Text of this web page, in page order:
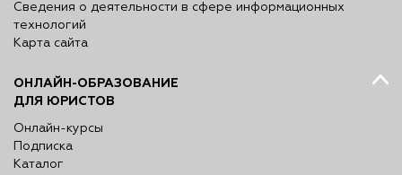
Сведения о деятельности в сфере информационных
технологий
Карта сайта
ОНЛАЙН-ОБРАЗОВАНИЕ
ДЛЯ ЮРИСТОВ
Онлайн-курсы
Подписка
Каталог